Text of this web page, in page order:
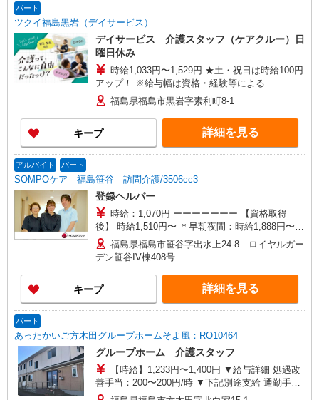
パート
ツクイ福島黒岩（デイサービス）
デイサービス 介護スタッフ（ケアクルー）日
曜日休み
時給1,033円〜1,529円 ★土・祝日は時給100円
アップ！ ※給与幅は資格・経験等による
福島県福島市黒岩字素利町8-1
キープ 詳細を見る
アルバイト パート
SOMPOケア 福島笹谷 訪問介護/3506cc3
登録ヘルパー
時給：1,070円 ーーーーーーー 【資格取得
後】 時給1,510円〜 ＊早朝夜間：時給1,888円〜
＊日曜祝日：時給1,810円〜 ーーーーーーー
福島県福島市笹谷字出水上24-8 ロイヤルガー
デン笹谷IV棟408号
キープ 詳細を見る
パート
あったかいご方木田グループホームそよ風：RO10464
グループホーム 介護スタッフ
【時給】1,233円〜1,400円 ▼給与詳細 処遇改
善手当：200〜200円/時 ▼下記別途支給 通勤手当
年末年始手当：380円/時 寸志あり：年2回（6月・